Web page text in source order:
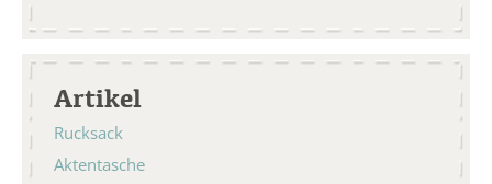
Artikel
Rucksack
Aktentasche